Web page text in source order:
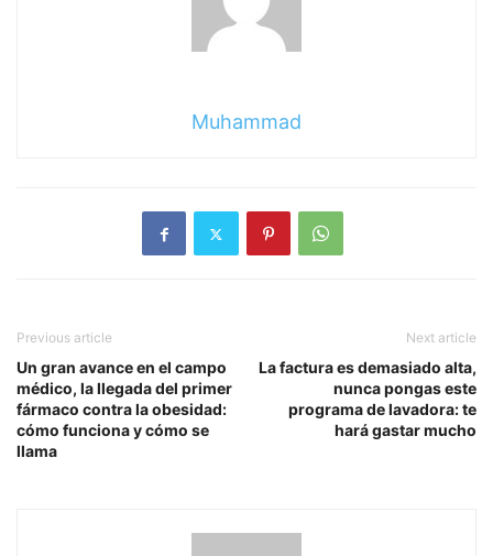
Muhammad
Previous article
Un gran avance en el campo
médico, la llegada del primer
fármaco contra la obesidad:
cómo funciona y cómo se
llama
Next article
La factura es demasiado alta,
nunca pongas este
programa de lavadora: te
hará gastar mucho